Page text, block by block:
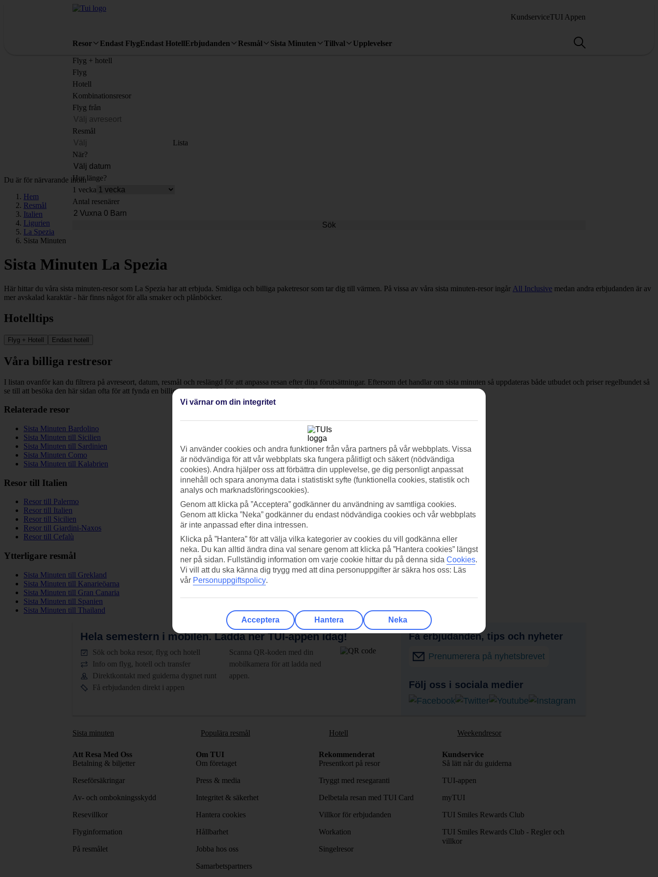
KundserviceTUI Appen
Resor Endast FlygEndast HotellErbjudanden Resmål Sista Minuten Tillval Upplevelser
Flyg + hotell
Flyg
Hotell
Kombinationsresor
Flyg från
Resmål
Lista
När?
Hur länge?
1 vecka
Antal resenärer
Sök
Du är för närvarande inom
Hem
Resmål
Italien
Ligurien
La Spezia
Sista Minuten
Sista Minuten La Spezia
Här hittar du våra sista minuten-resor som La Spezia har att erbjuda. Smidiga och billiga paketresor som tar dig till värmen. På vissa av våra sista minuten-resor ingår All Inclusive medan andra erbjudanden är av
mer avskalad karaktär - här finns något för alla smaker och plånböcker.
Hotelltips
Flyg + Hotell Endast hotell
Våra billiga restresor
I listan ovanför kan du filtrera på avreseort, datum, resmål och reslängd för att anpassa resan efter dina förutsättningar. Eftersom det handlar om sista minuten så uppdateras både utbudet och priser regelbundet så
se till att besöka den här sidan ofta för att fynda en billig restresa och boka din nästa semester till La Spezia!
Relaterade resor
Sista Minuten Bardolino
Sista Minuten till Sicilien
Sista Minuten till Sardinien
Sista Minuten Como
Sista Minuten till Kalabrien
Resor till Italien
Resor till Palermo
Resor till Italien
Resor till Sicilien
Resor till Giardini-Naxos
Resor till Cefalù
Ytterligare resmål
Sista Minuten till Grekland
Sista Minuten till Kanarieöarna
Sista Minuten till Gran Canaria
Sista Minuten till Spanien
Sista Minuten till Thailand
Hela semestern i mobilen.Ladda ner TUI-appen idag!
Sök och boka resor, flyg och hotell
Info om flyg, hotell och transfer
Direktkontakt med guiderna dygnet runt
Få erbjudanden direkt i appen
Scanna QR-koden med din
mobilkamera för att ladda ned
appen.
Få erbjudanden, tips och nyheter
Prenumerera på nyhetsbrevet
Följ oss i sociala medier
Sista minuten Populära resmål Hotell Weekendresor
Att Resa Med Oss
Betalning & biljetter
Reseförsäkringar
Av- och ombokningsskydd
Resevillkor
Flyginformation
På resmålet
Om TUI
Om företaget
Press & media
Integritet & säkerhet
Hantera cookies
Hållbarhet
Jobba hos oss
Samarbetspartners
Rekommenderat
Presentkort på resor
Tryggt med resegaranti
Delbetala resan med TUI Card
Villkor för erbjudanden
Workation
Singelresor
Kundservice
Så lätt når du guiderna
TUI-appen
myTUI
TUI Smiles Rewards Club
TUI Smiles Rewards Club - Regler och
villkor
Vi värnar om din integritet
Vi använder cookies och andra funktioner från våra partners på vår webbplats. Vissa
är nödvändiga för att vår webbplats ska fungera pålitligt och säkert (nödvändiga
cookies). Andra hjälper oss att förbättra din upplevelse, ge dig personligt anpassat
innehåll och spara anonyma data i statistiskt syfte (funktionella cookies, statistik och
analys och marknadsföringscookies).
Genom att klicka på ”Acceptera” godkänner du användning av samtliga cookies.
Genom att klicka ”Neka” godkänner du endast nödvändiga cookies och vår webbplats
är inte anpassad efter dina intressen.
Klicka på ”Hantera” för att välja vilka kategorier av cookies du vill godkänna eller
neka. Du kan alltid ändra dina val senare genom att klicka på ”Hantera cookies” längst
ner på sidan. Fullständig information om varje cookie hittar du på denna sida Cookies.
Vi vill att du ska känna dig trygg med att dina personuppgifter är säkra hos oss: Läs
vår Personuppgiftspolicy.
Acceptera Hantera Neka